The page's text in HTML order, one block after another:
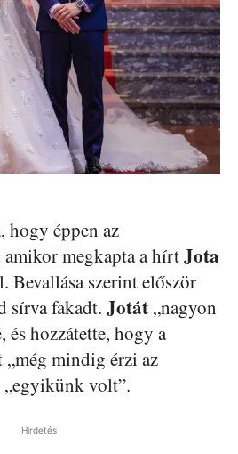
hogy éppen az
megkapta a hírtJota
Bevallása szerint először
sírva fakadt. Jotát „nagyon
és hozzátette, hogy a
mindig érzi az
„egyikünk volt”.
Hirdetés